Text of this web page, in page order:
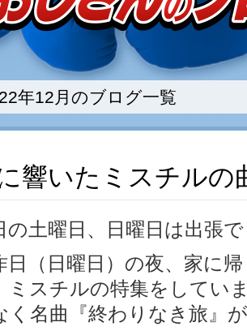
年12月のブログ一覧
響いたミスチルの
の土曜日、日曜日は出張
日（日曜日）の夜、家に
ミスチルの特集をしてい
く名曲『終わりなき旅』